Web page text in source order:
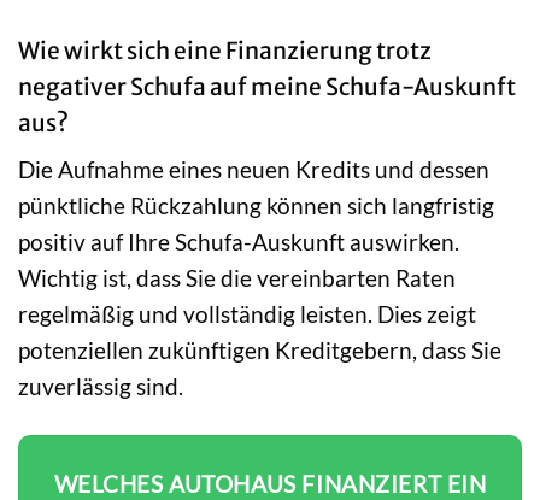
Wie wirkt sich eine Finanzierung trotz
negativer Schufa auf meine Schufa-Auskunft
aus?
Die Aufnahme eines neuen Kredits und dessen
pünktliche Rückzahlung können sich langfristig
positiv auf Ihre Schufa-Auskunft auswirken.
Wichtig ist, dass Sie die vereinbarten Raten
regelmäßig und vollständig leisten. Dies zeigt
potenziellen zukünftigen Kreditgebern, dass Sie
zuverlässig sind.
WELCHES AUTOHAUS FINANZIERT EIN